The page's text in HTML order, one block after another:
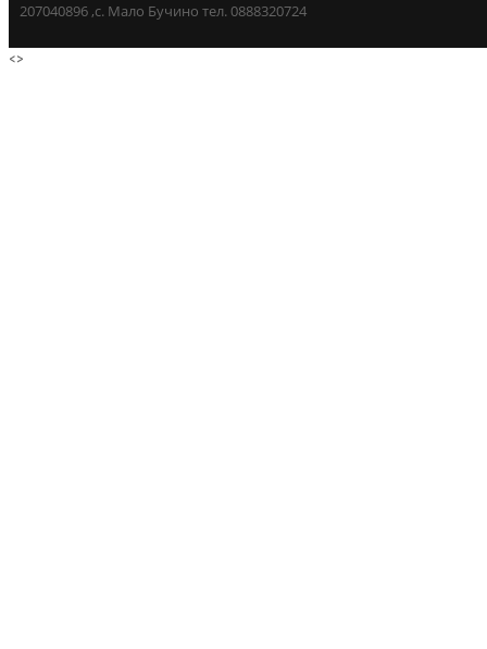
207040896 ,с. Мало Бучино тел. 0888320724
<>